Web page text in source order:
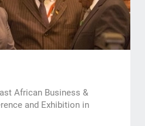
African Business &
and Exhibition in